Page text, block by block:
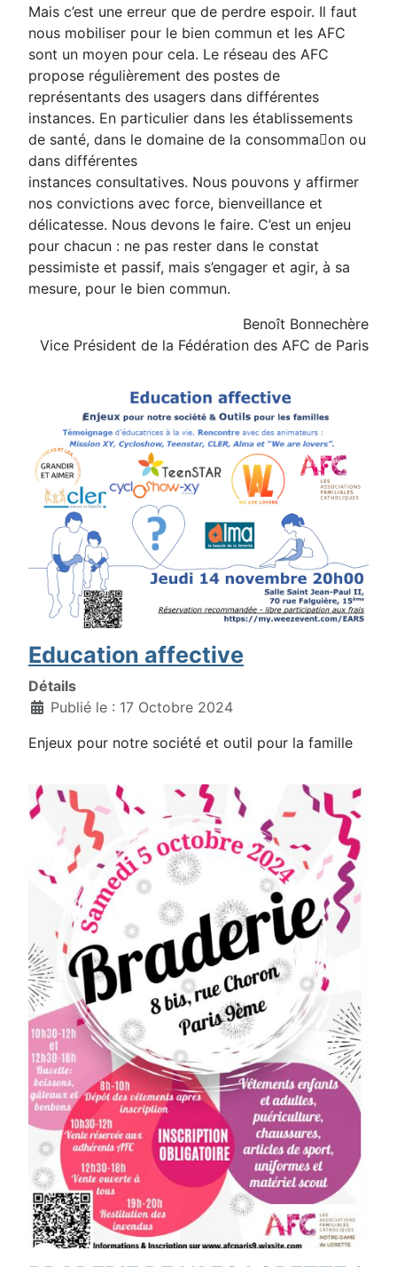
Mais c’est une erreur que de perdre espoir. Il faut
nous mobiliser pour le bien commun et les AFC
sont un moyen pour cela. Le réseau des AFC
propose régulièrement des postes de
représentants des usagers dans différentes
instances. En particulier dans les établissements
de santé, dans le domaine de la consomma􀆟on ou
dans différentes
instances consultatives. Nous pouvons y affirmer
nos convictions avec force, bienveillance et
délicatesse. Nous devons le faire. C’est un enjeu
pour chacun : ne pas rester dans le constat
pessimiste et passif, mais s’engager et agir, à sa
mesure, pour le bien commun.
Benoît Bonnechère
Vice Président de la Fédération des AFC de Paris
Education affective
Détails
Publié le : 17 Octobre 2024
Enjeux pour notre société et outil pour la famille